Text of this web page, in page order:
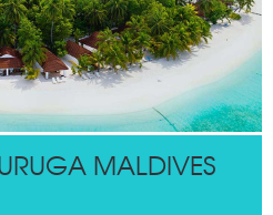
MALDIVES